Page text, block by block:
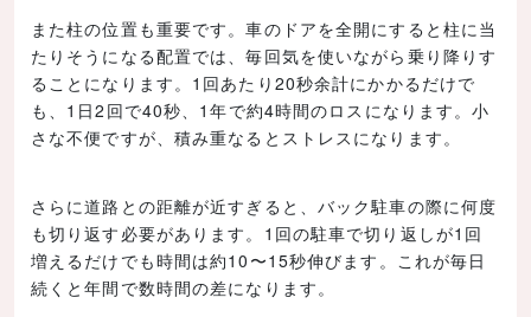
また柱の位置も重要です。車のドアを全開にすると柱に当
たりそうになる配置では、毎回気を使いながら乗り降りす
ることになります。1回あたり20秒余計にかかるだけで
も、1日2回で40秒、1年で約4時間のロスになります。小
さな不便ですが、積み重なるとストレスになります。
さらに道路との距離が近すぎると、バック駐車の際に何度
も切り返す必要があります。1回の駐車で切り返しが1回
増えるだけでも時間は約10〜15秒伸びます。これが毎日
続くと年間で数時間の差になります。